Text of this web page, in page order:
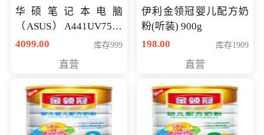
华硕笔记本电脑
（ASUS）A441UV7500
顽石（7代i7-7500U 4G
4099.00 库存999
直营
伊利金领冠婴儿配方奶
粉(听装) 900g
198.00
库存1909
直营